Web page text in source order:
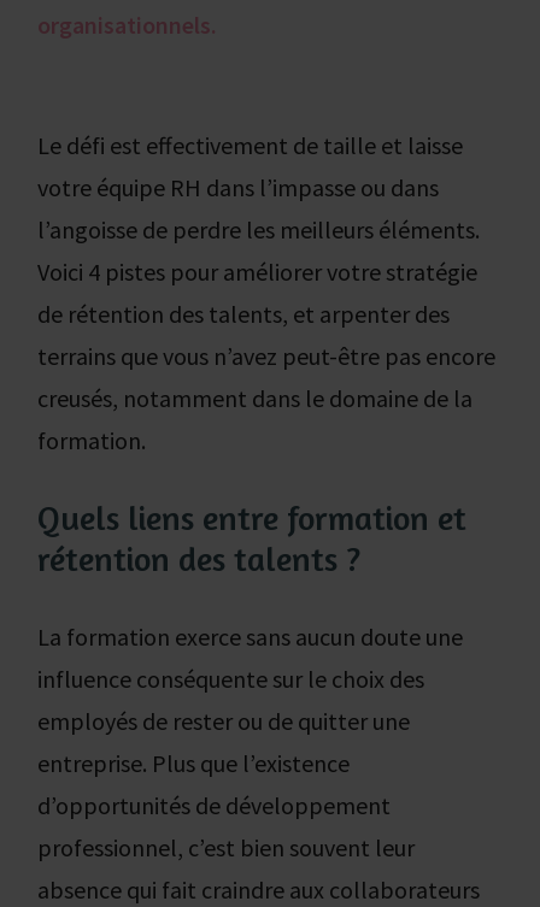
organisationnels.
Le défi est effectivement de taille et laisse
votre équipe RH dans l’impasse ou dans
l’angoisse de perdre les meilleurs éléments.
Voici 4 pistes pour améliorer votre stratégie
de rétention des talents, et arpenter des
terrains que vous n’avez peut-être pas encore
creusés, notamment dans le domaine de la
formation.
Quels liens entre formation et
rétention des talents ?
La formation exerce sans aucun doute une
influence conséquente sur le choix des
employés de rester ou de quitter une
entreprise. Plus que l’existence
d’opportunités de développement
professionnel, c’est bien souvent leur
absence qui fait craindre aux collaborateurs